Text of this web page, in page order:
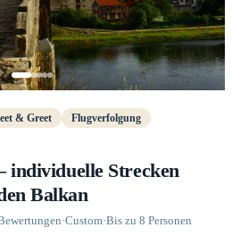
& Greet
Flugverfolgung
Strecken
Balkan
·Custom·Bis zu 8 Personen